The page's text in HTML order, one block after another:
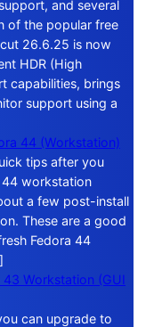
and several
of the popular free
26.6.25 is now
HDR (High
capabilities, brings
support using a
44 (Workstation)
tips after you
44 workstation
a few post-install
These are a good
Fedora 44
Workstation (GUI
can upgrade to